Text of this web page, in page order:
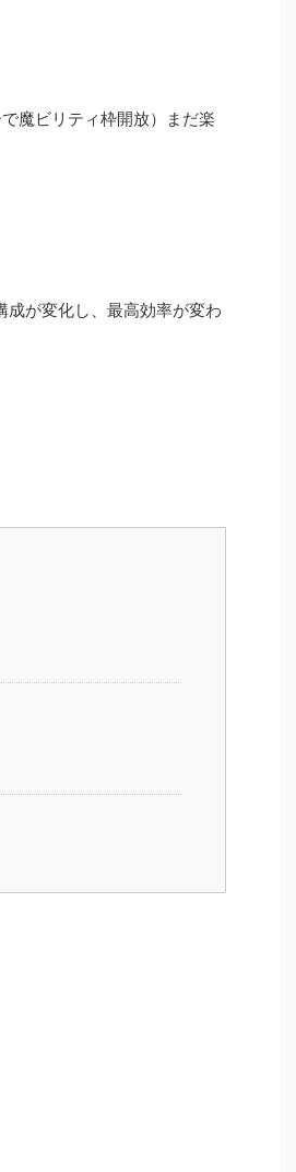
魔ビリティ枠開放）まだ楽
成が変化し、最高効率が変わ